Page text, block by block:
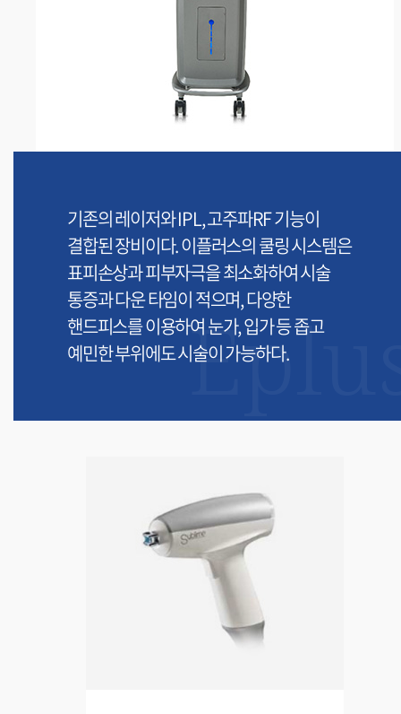
기존의 레이저와 IPL, 고주파RF 기능이
결합된 장비이다. 이플러스의 쿨링 시스템은
표피손상과 피부자극을 최소화하여 시술
통증과 다운 타임이 적으며, 다양한
핸드피스를 이용하여 눈가, 입가 등 좁고
예민한 부위에도 시술이 가능하다.